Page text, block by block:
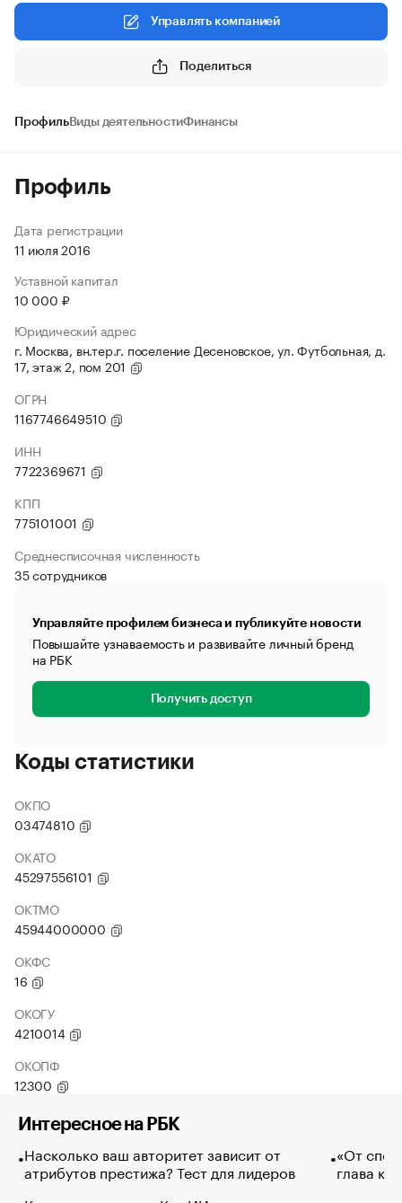
Управлять компанией
Поделиться
ПрофильВиды деятельностиФинансы
Профиль
Дата регистрации
11 июля 2016
Уставной капитал
10 000 ₽
Юридический адрес
г. Москва, вн.тер.г. поселение Десеновское, ул. Футбольная, д.
17, этаж 2, пом 201
ОГРН
1167746649510
ИНН
7722369671
КПП
775101001
Среднесписочная численность
35 сотрудников
Управляйте профилем бизнеса и публикуйте новости
Повышайте узнаваемость и развивайте личный бренд
на РБК
Получить доступ
Коды статистики
ОКПО
03474810
ОКАТО
45297556101
ОКТМО
45944000000
ОКФС
16
ОКОГУ
4210014
ОКОПФ
12300
Интересное на РБК
Насколько ваш авторитет зависит от
атрибутов престижа? Тест для лидеров
«От
глава